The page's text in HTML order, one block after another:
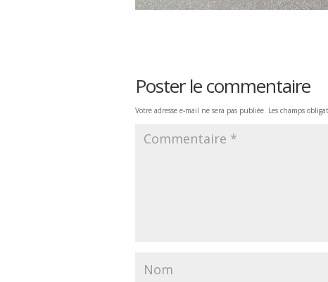
Poster le commentaire
Votre adresse e-mail ne sera pas publiée. Les champs